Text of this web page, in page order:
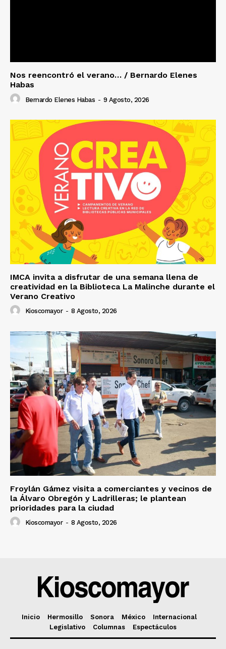
Nos reencontró el verano… / Bernardo Elenes
Habas
Bernardo Elenes Habas - 9 Agosto, 2026
IMCA invita a disfrutar de una semana llena de
creatividad en la Biblioteca La Malinche durante el
Verano Creativo
Kioscomayor - 8 Agosto, 2026
Froylán Gámez visita a comerciantes y vecinos de
la Álvaro Obregón y Ladrilleras; le plantean
prioridades para la ciudad
Kioscomayor - 8 Agosto, 2026
Inicio Hermosillo Sonora México
Internacional
Legislativo
Columnas Espectáculos